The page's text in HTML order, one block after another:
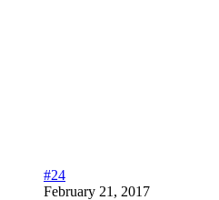
#24
February 21, 2017